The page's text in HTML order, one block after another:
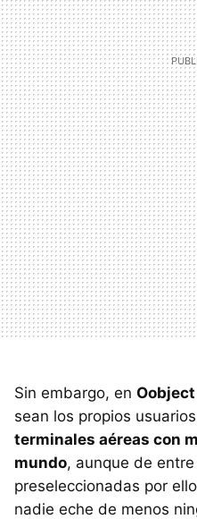
Sin embargo, en Oobject
sean los propios
terminales aéreas con
mundo, aunque de
preseleccionadas por
nadie eche de menos